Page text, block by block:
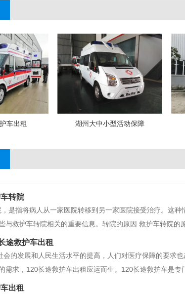
车出租 湖州大中小型活动保障
转院
是指将病人从一家医院转移到另一家医院接受治疗。这
与救护车转院相关的重要信息。转院的原因 救护车转院的
如重症监护、心脏手术或神经外科手术等。2、 病人需要
途救护车出租
发展和人民生活水平的提高，人们对医疗保障的要求也
需求，120长途救护车出租应运而生。120长途救护车是
够在短时间内将病人安全地转运到医院进行治疗。与传统
出租